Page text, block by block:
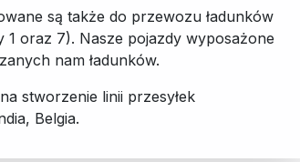
są także do przewozu ładunków
1 oraz 7). Nasze pojazdy wyposażone
nam ładunków.
stworzenie linii przesyłek
Belgia.